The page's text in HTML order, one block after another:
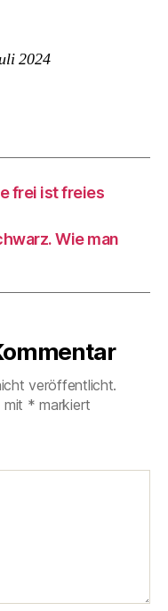
2024
frei ist freies
Wie man
veröffentlicht.
mit * markiert